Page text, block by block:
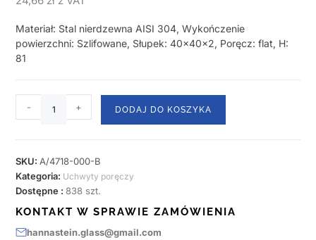
Materiał: Stal nierdzewna AISI 304, Wykończenie
powierzchni: Szlifowane, Słupek: 40x40x2, Poręcz: flat, H:
81
- + DODAJ DO KOSZYKA
SKU: A/4718-000-B
Kategoria: Uchwyty poręczy
Dostępne :838 szt.
KONTAKT W SPRAWIE ZAMÓWIENIA
hannastein.glass@gmail.com